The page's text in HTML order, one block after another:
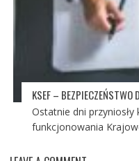
KSEF – BEZPIECZEŃSTWO
Ostatnie dni
funkcjonowania